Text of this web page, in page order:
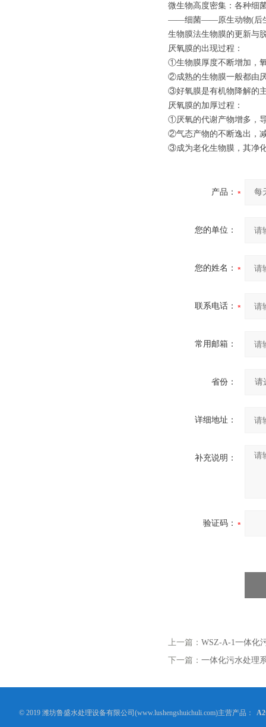
微生物高度密集：各种细
——细菌——原生动物(后
生物膜法生物膜的更新与
厌氧膜的出现过程：
①生物膜厚度不断增加，
②成熟的生物膜一般都由
③好氧膜是有机物降解的
厌氧膜的加厚过程：
①厌氧的代谢产物增多，
②气态产物的不断逸出，
③成为老化生物膜，其净
产品：
您的单位：
您的姓名：
联系电话：
常用邮箱：
省份：
详细地址：
补充说明：
验证码：
上一篇： WSZ-A-1一体化
下一篇： 一体化污水处理
© 2019 潍坊鲁盛水处理设备有限公司(www.lushengshuichuli.com)主营产品：